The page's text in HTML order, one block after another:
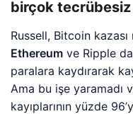
birçok tecrübesiz
Russell, Bitcoin
Ethereum ve Ripple
paralara kaydırarak
Ama bu işe yaramadı
kayıplarının yüzde